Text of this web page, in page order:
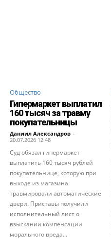
Общество
Гипермаркет выплатил
160 тысяч за травму
покупательницы
Даниил Александров -
20.07.2026 12:48
Суд обязал гипермаркет
выплатить 160 тысяч рублей
покупательнице, которую при
выходе из магазина
травмировали автоматические
двери. Приставы получили
исполнительный лист о
взыскании компенсации
морального вреда...